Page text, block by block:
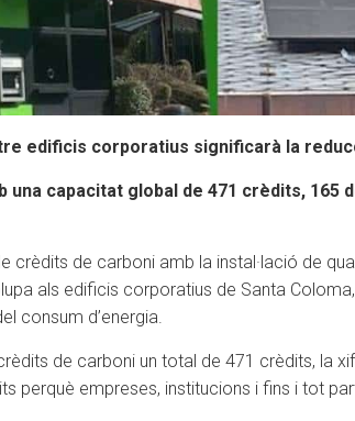
edificis corporatius significarà la
capacitat global de 471 crèdits, 165
crèdits de carboni amb la instal·lació de
als edificis corporatius de Santa
consum d’energia.
de carboni un total de 471 crèdits, la
perquè empreses, institucions i fins i tot